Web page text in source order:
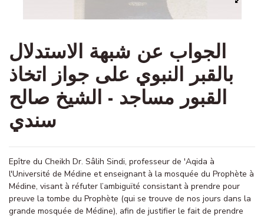
الجواب عن شبهة الاستدلال
بالقبر النبوي على جواز اتخاذ
القبور مساجد - الشيخ صالح
سندي
Epître du Cheikh Dr. Sâlih Sindi, professeur de 'Aqida à
l'Université de Médine et enseignant à la mosquée du Prophète à
Médine, visant à réfuter l’ambiguïté consistant à prendre pour
preuve la tombe du Prophète (qui se trouve de nos jours dans la
grande mosquée de Médine), afin de justifier le fait de prendre